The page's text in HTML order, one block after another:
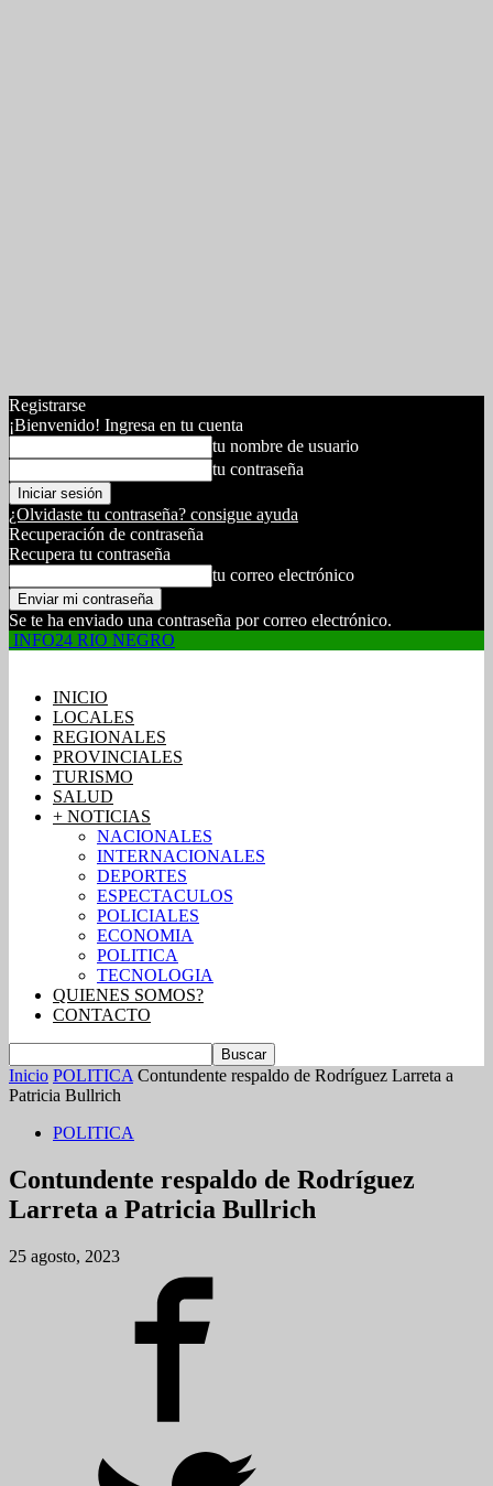
Registrarse
¡Bienvenido! Ingresa en tu cuenta
tu nombre de usuario
tu contraseña
¿Olvidaste tu contraseña? consigue ayuda
Recuperación de contraseña
Recupera tu contraseña
tu correo electrónico
Se te ha enviado una contraseña por correo electrónico.
INFO24 RIO NEGRO
INICIO
LOCALES
REGIONALES
PROVINCIALES
TURISMO
SALUD
+ NOTICIAS
NACIONALES
INTERNACIONALES
DEPORTES
ESPECTACULOS
POLICIALES
ECONOMIA
POLITICA
TECNOLOGIA
QUIENES SOMOS?
CONTACTO
Inicio POLITICA Contundente respaldo de Rodríguez Larreta a
Patricia Bullrich
POLITICA
Contundente respaldo de Rodríguez
Larreta a Patricia Bullrich
25 agosto, 2023